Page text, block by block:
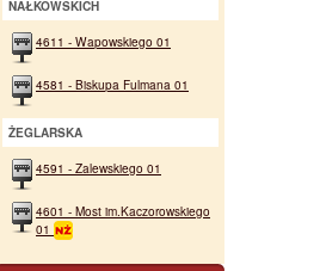
NAŁKOWSKICH
4611 - Wapowskiego 01
4581 - Biskupa Fulmana 01
ŻEGLARSKA
4591 - Zalewskiego 01
4601 - Most im.Kaczorowskiego
01